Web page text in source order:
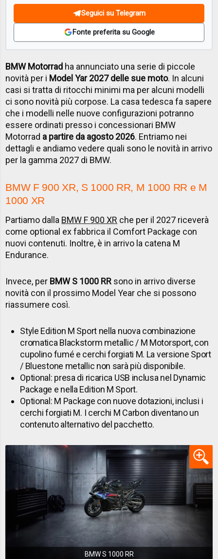
Seguici su Telegram
Fonte preferita su Google
BMW Motorrad ha annunciato una serie di piccole
novità per i Model Yar 2027 delle sue moto. In alcuni
casi si tratta di ritocchi minimi ma per alcuni modelli
ci sono novità più corpose. La casa tedesca fa sapere
che i modelli nelle nuove configurazioni potranno
essere ordinati presso i concessionari BMW
Motorrad a partire da agosto 2026. Entriamo nei
dettagli e andiamo vedere quali sono le novità in arrivo
per la gamma 2027 di BMW.
BMW F 900 XR, S 1000 RR, M 1000 RR e M
1000 XR
Partiamo dalla BMW F 900 XR che per il 2027 riceverà
come optional ex fabbrica il Comfort Package con
nuovi contenuti. Inoltre, è in arrivo la catena M
Endurance.
Invece, per BMW S 1000 RR sono in arrivo diverse
novità con il prossimo Model Year che si possono
riassumere così.
Style Edition M Sport nella nuova combinazione
cromatica Blackstorm metallic / M Motorsport, con
cupolino fumé e cerchi forgiati M. La versione Sport
/ Bluestone metallic non sarà più disponibile.
Optional: presa di ricarica USB inclusa nel Dynamic
Package e nella Edition M Sport.
Optional: M Package con nuove dotazioni, inclusi i
cerchi forgiati M. I cerchi M Carbon diventano un
contenuto alternativo del pacchetto.
BMW S 1000 RR